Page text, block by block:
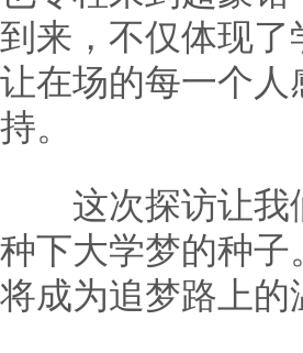
到来，不仅体现
让在场的每一个
持。
这次探访让我们
种下大学梦的种
将成为追梦路上的